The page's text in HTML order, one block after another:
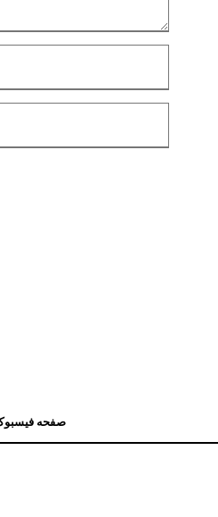
صفحه